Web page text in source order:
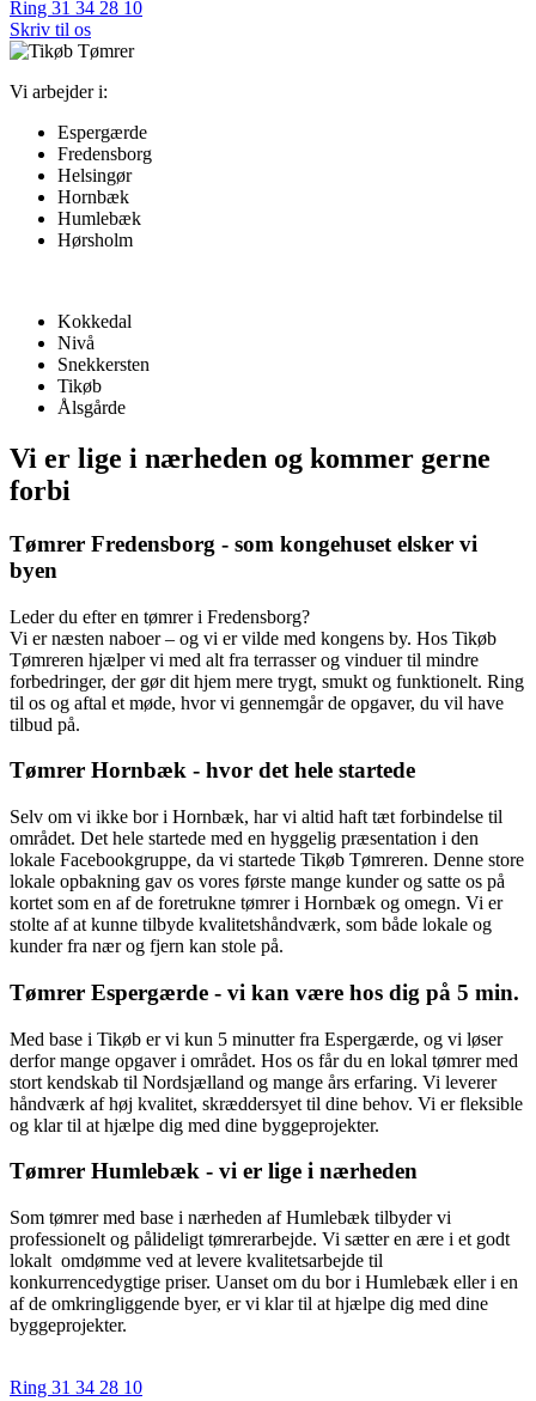
Ring 31 34 28 10
Skriv til os
Vi arbejder i:
Espergærde
Fredensborg
Helsingør
Hornbæk
Humlebæk
Hørsholm
Kokkedal
Nivå
Snekkersten
Tikøb
Ålsgårde
Vi er lige i nærheden og kommer gerne
forbi
Tømrer Fredensborg - som kongehuset elsker vi
byen
Leder du efter en tømrer i Fredensborg?
Vi er næsten naboer – og vi er vilde med kongens by. Hos Tikøb
Tømreren hjælper vi med alt fra terrasser og vinduer til mindre
forbedringer, der gør dit hjem mere trygt, smukt og funktionelt. Ring
til os og aftal et møde, hvor vi gennemgår de opgaver, du vil have
tilbud på.
Tømrer Hornbæk - hvor det hele startede
Selv om vi ikke bor i Hornbæk, har vi altid haft tæt forbindelse til
området. Det hele startede med en hyggelig præsentation i den
lokale Facebookgruppe, da vi startede Tikøb Tømreren. Denne store
lokale opbakning gav os vores første mange kunder og satte os på
kortet som en af de foretrukne tømrer i Hornbæk og omegn. Vi er
stolte af at kunne tilbyde kvalitetshåndværk, som både lokale og
kunder fra nær og fjern kan stole på.
Tømrer Espergærde - vi kan være hos dig på 5 min.
Med base i Tikøb er vi kun 5 minutter fra Espergærde, og vi løser
derfor mange opgaver i området. Hos os får du en lokal tømrer med
stort kendskab til Nordsjælland og mange års erfaring. Vi leverer
håndværk af høj kvalitet, skræddersyet til dine behov. Vi er fleksible
og klar til at hjælpe dig med dine byggeprojekter.
Tømrer Humlebæk - vi er lige i nærheden
Som tømrer med base i nærheden af Humlebæk tilbyder vi
professionelt og pålideligt tømrerarbejde. Vi sætter en ære i et godt
lokalt omdømme ved at levere kvalitetsarbejde til
konkurrencedygtige priser. Uanset om du bor i Humlebæk eller i en
af de omkringliggende byer, er vi klar til at hjælpe dig med dine
byggeprojekter.
Ring 31 34 28 10